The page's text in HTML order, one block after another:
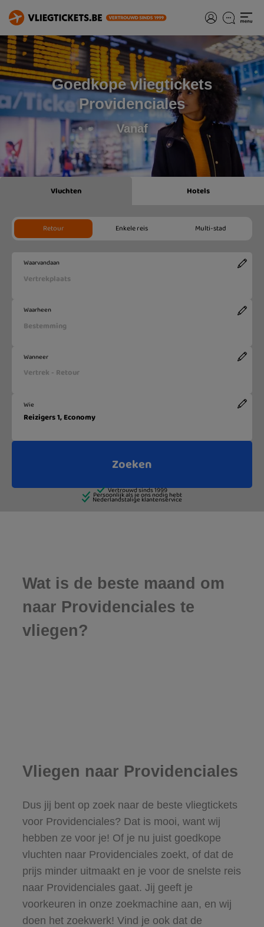
Goedkope vliegtickets
Providenciales
Vanaf
Wat is de beste maand om
naar Providenciales te
vliegen?
Vliegen naar Providenciales
Dus jij bent op zoek naar de beste vliegtickets
voor Providenciales? Dat is mooi, want wij
hebben ze voor je! Of je nu juist goedkope
vluchten naar Providenciales zoekt, of dat de
prijs minder uitmaakt en je voor de snelste reis
naar Providenciales gaat. Jij geeft je
voorkeuren in onze zoekmachine aan, en wij
doen het zoekwerk! Vind je ook dat de